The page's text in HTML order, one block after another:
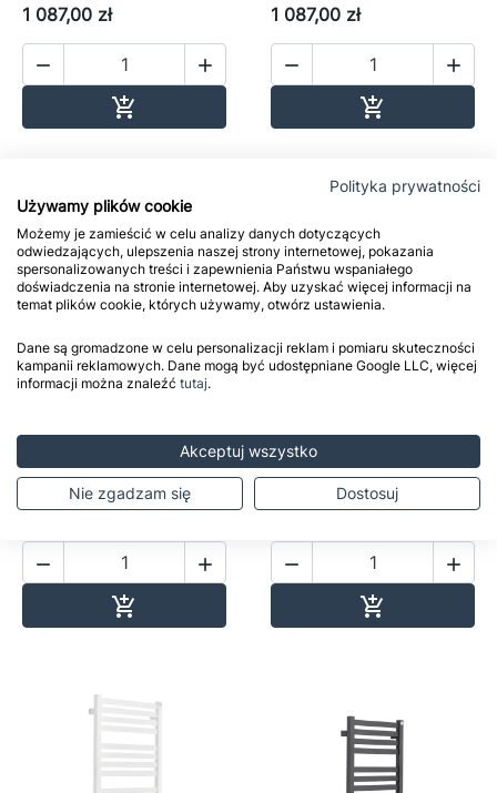
1 087,00 zł
 

1 087,00 zł
 


elektryczny Moon One
1210x500 600W biały
lewy
1 239,00 zł
 


elektryczny Moon
710x400 300W biały
prawy, Terma
915,00 zł
 

Polityka prywatności
Używamy plików cookie
Możemy je zamieścić w celu analizy danych dotyczących
odwiedzających, ulepszenia naszej strony internetowej, pokazania
spersonalizowanych treści i zapewnienia Państwu wspaniałego
doświadczenia na stronie internetowej. Aby uzyskać więcej informacji na
temat plików cookie, których używamy, otwórz ustawienia.
Dane są gromadzone w celu personalizacji reklam i pomiaru skuteczności
kampanii reklamowych. Dane mogą być udostępniane Google LLC, więcej
informacji można znaleźć tutaj.
Akceptuj wszystko
Nie zgadzam się Dostosuj